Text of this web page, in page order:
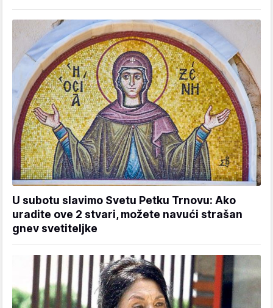
U subotu slavimo Svetu Petku Trnovu: Ako
uradite ove 2 stvari, možete navući strašan
gnev svetiteljke